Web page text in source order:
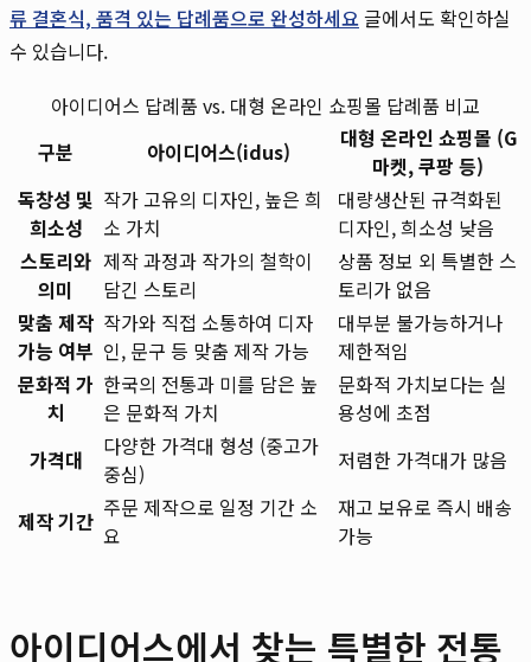
류 결혼식, 품격 있는 답례품으로 완성하세요글에서도 확인하실
수 있습니다.
아이디어스 답례품 vs. 대형 온라인 쇼핑몰 답례품 비교
구분
아이디어스(idus)
대형 온라인 쇼핑몰 (G
마켓, 쿠팡 등)
독창성 및
희소성
작가 고유의 디자인, 높은 희
소 가치
대량생산된 규격화된
디자인, 희소성 낮음
스토리와
의미
제작 과정과 작가의 철학이
담긴 스토리
상품 정보 외 특별한 스
토리가 없음
맞춤 제작
가능 여부
작가와 직접 소통하여 디자
인, 문구 등 맞춤 제작 가능
대부분 불가능하거나
제한적임
문화적 가
치
한국의 전통과 미를 담은 높
은 문화적 가치
문화적 가치보다는 실
용성에 초점
가격대
다양한 가격대 형성 (중고가
중심)
저렴한 가격대가 많음
제작 기간 주문 제작으로 일정 기간 소
요
재고 보유로 즉시 배송
가능
아이디어스에서 찾는 특별한 전통